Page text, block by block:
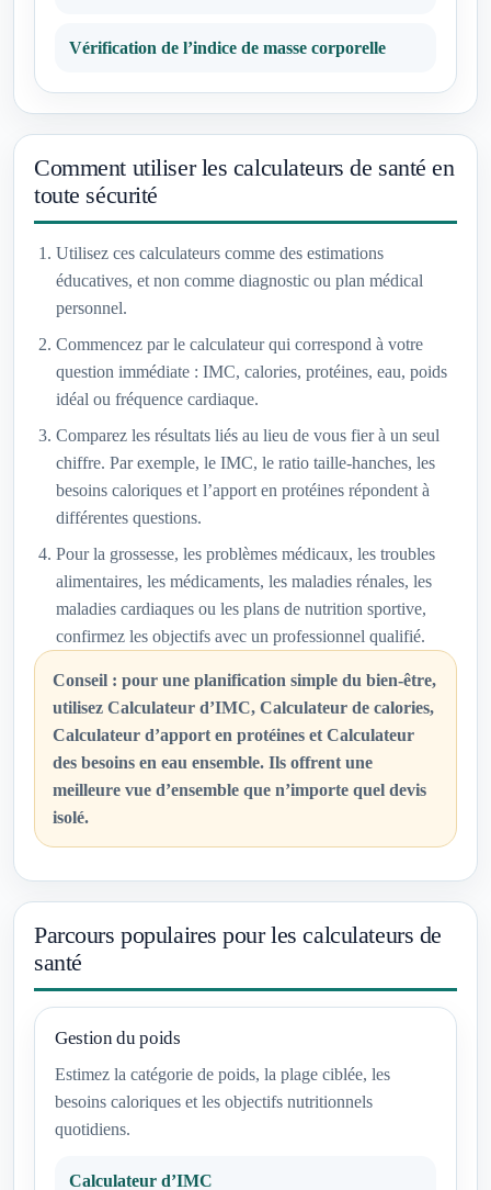
Vérification de l’indice de masse corporelle
Comment utiliser les calculateurs de santé en
toute sécurité
Utilisez ces calculateurs comme des estimations
éducatives, et non comme diagnostic ou plan médical
personnel.
Commencez par le calculateur qui correspond à votre
question immédiate : IMC, calories, protéines, eau, poids
idéal ou fréquence cardiaque.
Comparez les résultats liés au lieu de vous fier à un seul
chiffre. Par exemple, le IMC, le ratio taille-hanches, les
besoins caloriques et l’apport en protéines répondent à
différentes questions.
Pour la grossesse, les problèmes médicaux, les troubles
alimentaires, les médicaments, les maladies rénales, les
maladies cardiaques ou les plans de nutrition sportive,
confirmez les objectifs avec un professionnel qualifié.
Conseil : pour une planification simple du bien-être,
utilisez Calculateur d’IMC, Calculateur de calories,
Calculateur d’apport en protéines et Calculateur
des besoins en eau ensemble. Ils offrent une
meilleure vue d’ensemble que n’importe quel devis
isolé.
Parcours populaires pour les calculateurs de
santé
Gestion du poids
Estimez la catégorie de poids, la plage ciblée, les
besoins caloriques et les objectifs nutritionnels
quotidiens.
Calculateur d’IMC